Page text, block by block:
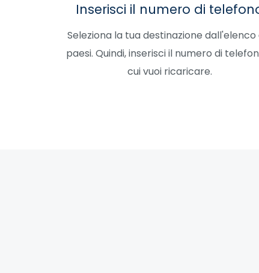
Inserisci il numero di
Seleziona la tua destinazione dall'elenco
paesi. Quindi, inserisci il numero di
cui vuoi ricaricare.